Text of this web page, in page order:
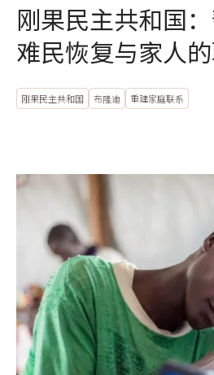
刚果民主共和国
难民恢复与家人
刚果民主共和国 布隆迪 重建家庭联系